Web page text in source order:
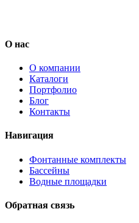
О нас
О компании
Каталоги
Портфолио
Блог
Контакты
Навигация
Фонтанные комплекты
Бассейны
Водные площадки
Обратная связь